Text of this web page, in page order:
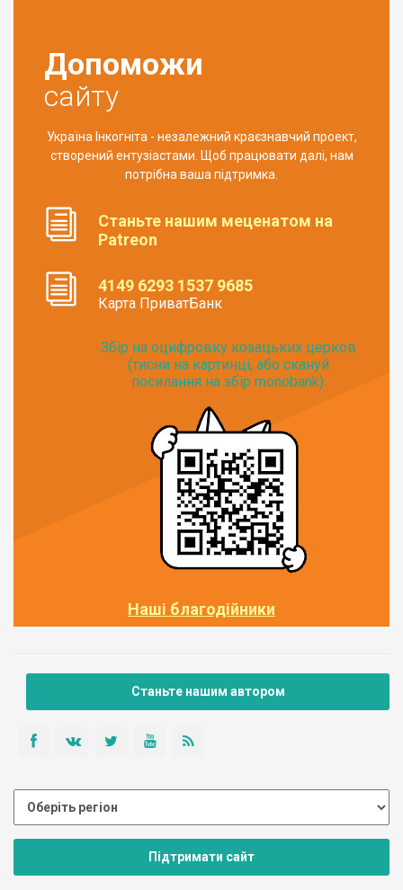
Допоможи
сайту
Україна Інкогніта - незалежний краєзнавчий проект,
створений ентузіастами. Щоб працювати далі, нам
потрібна ваша підтримка.
Станьте нашим меценатом на
Patreon
4149 6293 1537 9685
Карта ПриватБанк
Збір на оцифровку козацьких церков
(тисни на картинці, або скануй
посилання на збір monobank):
Наші благодійники
Станьте нашим автором
Підтримати сайт